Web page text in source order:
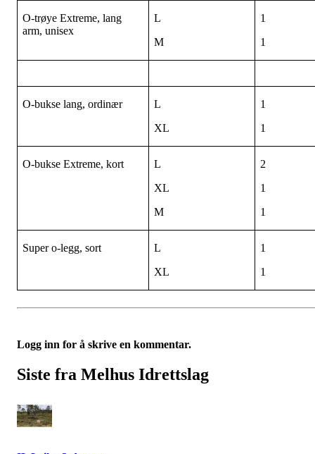
O-trøye Extreme, lang
arm, unisex
L
M
1
1
O-bukse lang, ordinær
L
XL
1
1
O-bukse Extreme, kort
L
XL
M
2
1
1
Super o-legg, sort
L
XL
1
1
Logg inn for å skrive en kommentar.
Siste fra Melhus Idrettslag